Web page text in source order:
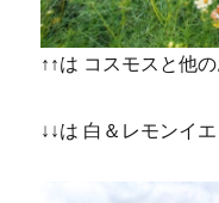
↑↑は コスモスと他
↓↓は 白＆レモンイ